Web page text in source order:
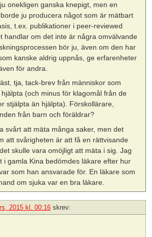
onekligen ganska knepigt, men en
ju producera något som är mätbart
t.ex. publikationer i peer-reviewed
handlar om det inte är några omvälvande
bör ju, även om den har
kanske aldrig uppnås, ge erfarenheter
för andra.
tja, tack-brev från människor som
(och minus för klagomål från de
stjälpta än hjälpta). Förskollärare,
från barn och föräldrar?
svårt att mäta många saker, men det
att svårigheten är att få en rättvisande
skulle vara omöjligt att mäta i sig. Jag
i gamla Kina bedömdes läkare efter hur
som han ansvarade för. En läkare som
om sjuka var en bra läkare.
2015 kl. 00:16 skrev: